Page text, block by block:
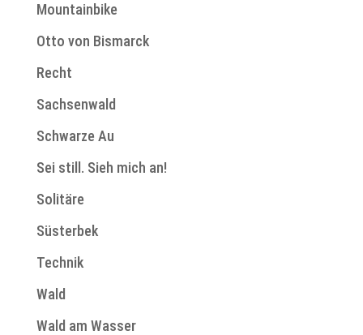
Mountainbike
Otto von Bismarck
Recht
Sachsenwald
Schwarze Au
Sei still. Sieh mich an!
Solitäre
Süsterbek
Technik
Wald
Wald am Wasser